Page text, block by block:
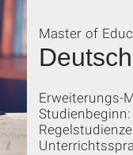
Deutsch
Master of
Erweiterungs-